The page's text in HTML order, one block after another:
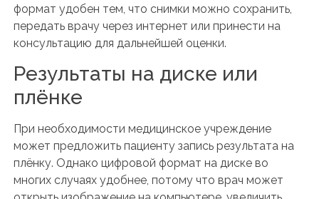
формат удобен тем, что снимки можно сохранить,
передать врачу через интернет или принести на
консультацию для дальнейшей оценки.
Результаты на диске или
плёнке
При необходимости медицинское учреждение
может предложить пациенту запись результата на
плёнку. Однако цифровой формат на диске во
многих случаях удобнее, потому что врач может